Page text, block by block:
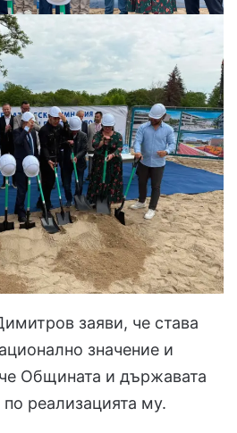
заяви, че става
значение и
Общината и държавата
реализацията му.